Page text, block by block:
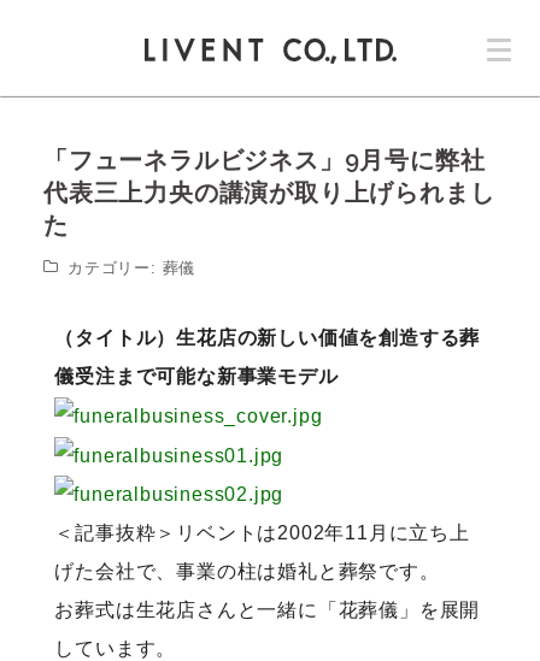
ン
「フューネラルビジネス」9月号に弊社
代表三上力央の講演が取り上げられまし
た
カテゴリー: 葬儀
（タイトル）生花店の新しい価値を創造する葬
儀受注まで可能な新事業モデル
＜記事抜粋＞リベントは2002年11月に立ち上
げた会社で、事業の柱は婚礼と葬祭です。
お葬式は生花店さんと一緒に「花葬儀」を展開
しています。